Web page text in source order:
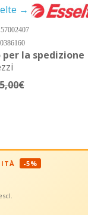
→
per la spedizione
5,00€
-5%